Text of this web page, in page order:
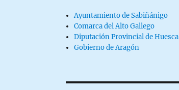
Ayuntamiento de Sabiñánigo
Comarca del Alto Gallego
Diputación Provincial de Huesca
Gobierno de Aragón